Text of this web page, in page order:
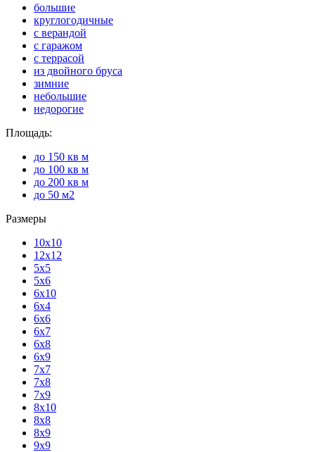
большие
круглогодичные
с верандой
с гаражом
с террасой
из двойного бруса
зимние
небольшие
недорогие
Площадь:
до 150 кв м
до 100 кв м
до 200 кв м
до 50 м2
Размеры
10x10
12x12
5x5
5x6
6x10
6x4
6x6
6x7
6x8
6x9
7x7
7x8
7x9
8x10
8x8
8x9
9x9